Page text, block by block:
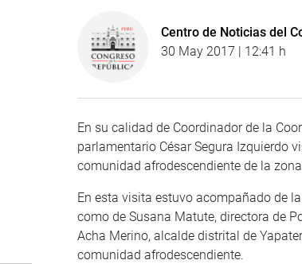
Centro de Noticias del
30 May 2017 | 12:41 h
En su calidad de Coordinador de la
parlamentario César Segura Izquierdo
comunidad afrodescendiente de la
En esta visita estuvo acompañado de
como de Susana Matute, directora de
Acha Merino, alcalde distrital de
comunidad afrodescendiente.